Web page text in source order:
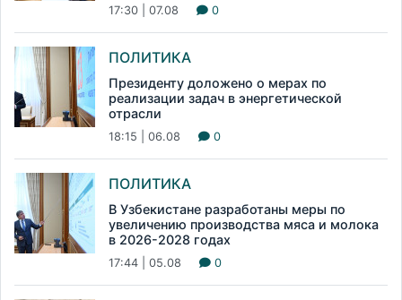
17:30 | 07.08 0
ПОЛИТИКА
Президенту доложено о мерах по
реализации задач в энергетической
отрасли
18:15 | 06.08 0
ПОЛИТИКА
В Узбекистане разработаны меры по
увеличению производства мяса и молока
в 2026-2028 годах
17:44 | 05.08 0